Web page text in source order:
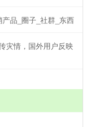
品_圈子_社群_东西
灾情，国外用户反映